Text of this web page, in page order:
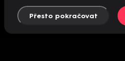
Přesto pokračovat